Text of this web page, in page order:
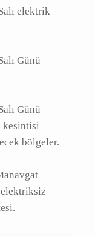
Salı elektrik
Salı Günü
Salı Günü
kesintisi
Manavgat
elektriksiz